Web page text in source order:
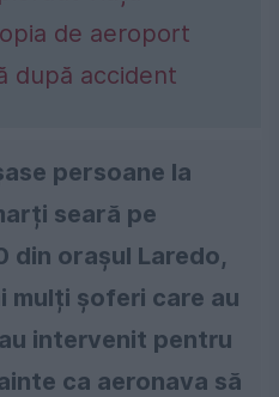
de aeroport
după accident
persoane la
seară pe
din orașul Laredo,
mulți șoferi care au
intervenit pentru
ca aeronava să